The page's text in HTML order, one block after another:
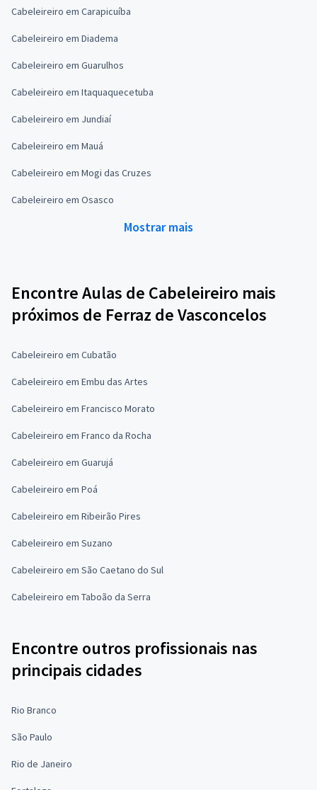
Cabeleireiro em Carapicuíba
Cabeleireiro em Diadema
Cabeleireiro em Guarulhos
Cabeleireiro em Itaquaquecetuba
Cabeleireiro em Jundiaí
Cabeleireiro em Mauá
Cabeleireiro em Mogi das Cruzes
Cabeleireiro em Osasco
Mostrar mais
Encontre Aulas de Cabeleireiro mais
próximos de Ferraz de Vasconcelos
Cabeleireiro em Cubatão
Cabeleireiro em Embu das Artes
Cabeleireiro em Francisco Morato
Cabeleireiro em Franco da Rocha
Cabeleireiro em Guarujá
Cabeleireiro em Poá
Cabeleireiro em Ribeirão Pires
Cabeleireiro em Suzano
Cabeleireiro em São Caetano do Sul
Cabeleireiro em Taboão da Serra
Encontre outros profissionais nas
principais cidades
Rio Branco
São Paulo
Rio de Janeiro